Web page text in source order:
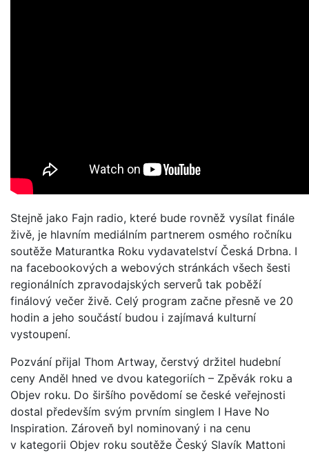
Stejně jako Fajn radio, které bude rovněž vysílat finále
živě, je hlavním mediálním partnerem osmého ročníku
soutěže Maturantka Roku vydavatelství Česká Drbna. I
na facebookových a webových stránkách všech šesti
regionálních zpravodajských serverů tak poběží
finálový večer živě. Celý program začne přesně ve 20
hodin a jeho součástí budou i zajímavá kulturní
vystoupení.
Pozvání přijal Thom Artway, čerstvý držitel hudební
ceny Anděl hned ve dvou kategoriích – Zpěvák roku a
Objev roku. Do širšího povědomí se české veřejnosti
dostal především svým prvním singlem I Have No
Inspiration. Zároveň byl nominovaný i na cenu
v kategorii Objev roku soutěže Český Slavík Mattoni